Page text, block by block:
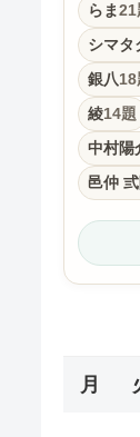
らま21
シマタ
銀八18
綾14題
中村陽
邑仲
月